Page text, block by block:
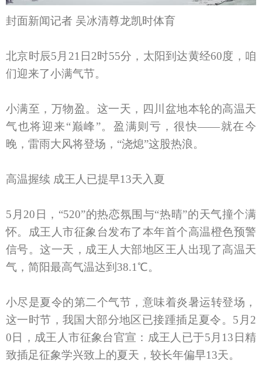
封面新闻记者 吴冰清尊龙凯时体育
北京时辰5月21日2时55分，太阳到达黄经60度，咱
们迎来了小满气节。
小满至，万物盈。这一天，四川盆地本轮的高温天
气也将迎来“巅峰”。盈满则亏，很快——就在今
晚，雷雨大风将登场，“浇熄”这股热浪。
高温握续 成王人已提早13天入夏
5月20日，“520”的热恋氛围与“热晴”的天气撞个满
怀。成王人市征象台发布了本年首个高温橙色预警
信号。这一天，成王人大部地区王人出现了高温天
气，简阳最高气温达到38.1℃。
小尽是夏令的第二个气节，意味着炎暑运转登场，
这一时节，我国大部分地区已接踵插足夏令。5月2
0日，成王人市征象台官宣：成王人已于5月13日精
致插足征象学兴致上的夏天，较长年偏早13天。